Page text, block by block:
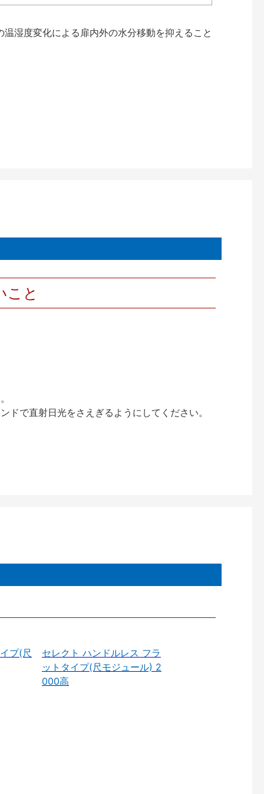
湿度変化による扉内外の水分移動を抑えること
こと
で直射日光をさえぎるようにしてください。
プ(尺
セレクト ハンドルレス フラ
ットタイプ(尺モジュール) 2
000高